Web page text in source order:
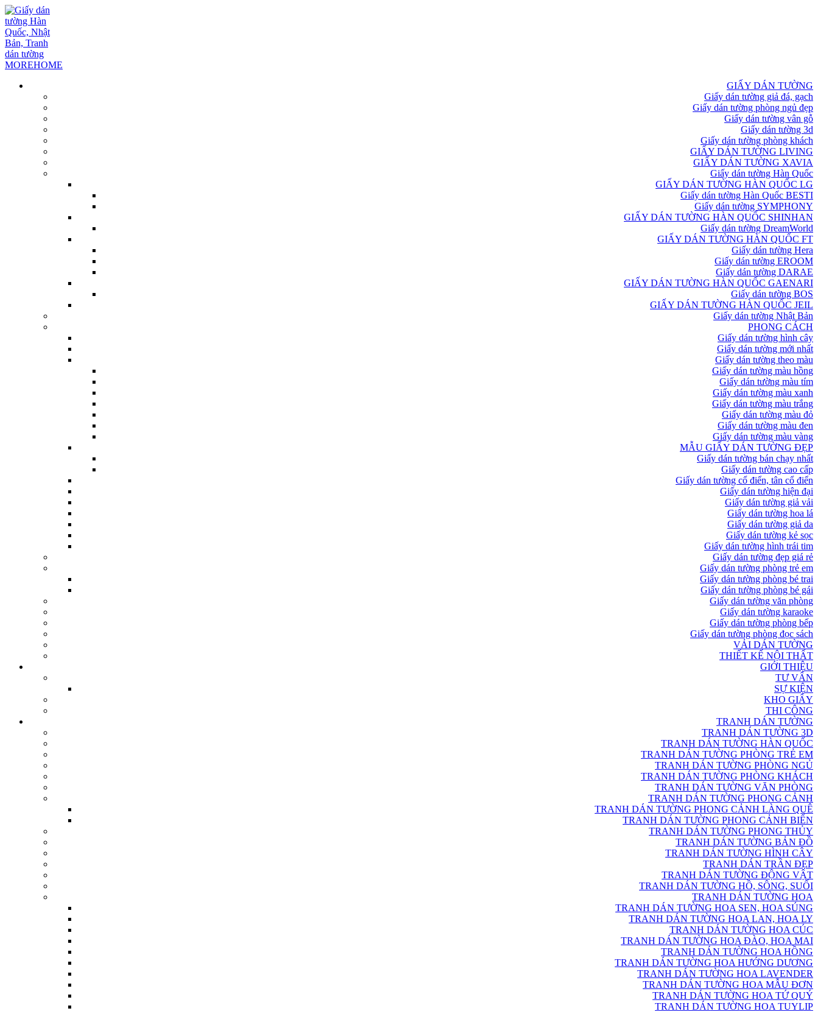
GIẤY DÁN TƯỜNG
Giấy dán tường giả đá, gạch
Giấy dán tường phòng ngủ đẹp
Giấy dán tường vân gỗ
Giấy dán tường 3d
Giấy dán tường phòng khách
GIẤY DÁN TƯỜNG LIVING
GIẤY DÁN TƯỜNG XAVIA
Giấy dán tường Hàn Quốc
GIẤY DÁN TƯỜNG HÀN QUỐC LG
Giấy dán tường Hàn Quốc BESTI
Giấy dán tường SYMPHONY
GIẤY DÁN TƯỜNG HÀN QUỐC SHINHAN
Giấy dán tường DreamWorld
GIẤY DÁN TƯỜNG HÀN QUỐC FT
Giấy dán tường Hera
Giấy dán tường EROOM
Giấy dán tường DARAE
GIẤY DÁN TƯỜNG HÀN QUỐC GAENARI
Giấy dán tường BOS
GIẤY DÁN TƯỜNG HÀN QUỐC JEIL
Giấy dán tường Nhật Bản
PHONG CÁCH
Giấy dán tường hình cây
Giấy dán tường mới nhất
Giấy dán tường theo màu
Giấy dán tường màu hồng
Giấy dán tường màu tím
Giấy dán tường màu xanh
Giấy dán tường màu trắng
Giấy dán tường màu đỏ
Giấy dán tường màu đen
Giấy dán tường màu vàng
MẪU GIẤY DÁN TƯỜNG ĐẸP
Giấy dán tường bán chạy nhất
Giấy dán tường cao cấp
Giấy dán tường cổ điển, tân cổ điển
Giấy dán tường hiện đại
Giấy dán tường giả vải
Giấy dán tường hoa lá
Giấy dán tường giả da
Giấy dán tường kẻ sọc
Giấy dán tường hình trái tim
Giấy dán tường đẹp giá rẻ
Giấy dán tường phòng trẻ em
Giấy dán tường phòng bé trai
Giấy dán tường phòng bé gái
Giấy dán tường văn phòng
Giấy dán tường karaoke
Giấy dán tường phòng bếp
Giấy dán tường phòng đọc sách
VẢI DÁN TƯỜNG
THIẾT KẾ NỘI THẤT
GIỚI THIỆU
TƯ VẤN
SỰ KIỆN
KHO GIẤY
THI CÔNG
TRANH DÁN TƯỜNG
TRANH DÁN TƯỜNG 3D
TRANH DÁN TƯỜNG HÀN QUỐC
TRANH DÁN TƯỜNG PHÒNG TRẺ EM
TRANH DÁN TƯỜNG PHÒNG NGỦ
TRANH DÁN TƯỜNG PHÒNG KHÁCH
TRANH DÁN TƯỜNG VĂN PHÒNG
TRANH DÁN TƯỜNG PHONG CẢNH
TRANH DÁN TƯỜNG PHONG CẢNH LÀNG QUÊ
TRANH DÁN TƯỜNG PHONG CẢNH BIỂN
TRANH DÁN TƯỜNG PHONG THỦY
TRANH DÁN TƯỜNG BẢN ĐỒ
TRANH DÁN TƯỜNG HÌNH CÂY
TRANH DÁN TRẦN ĐẸP
TRANH DÁN TƯỜNG ĐỘNG VẬT
TRANH DÁN TƯỜNG HỒ, SÔNG, SUỐI
TRANH DÁN TƯỜNG HOA
TRANH DÁN TƯỜNG HOA SEN, HOA SÚNG
TRANH DÁN TƯỜNG HOA LAN, HOA LY
TRANH DÁN TƯỜNG HOA CÚC
TRANH DÁN TƯỜNG HOA ĐÀO, HOA MAI
TRANH DÁN TƯỜNG HOA HỒNG
TRANH DÁN TƯỜNG HOA HƯỚNG DƯƠNG
TRANH DÁN TƯỜNG HOA LAVENDER
TRANH DÁN TƯỜNG HOA MẪU ĐƠN
TRANH DÁN TƯỜNG HOA TỨ QUÝ
TRANH DÁN TƯỜNG HOA TUYLIP